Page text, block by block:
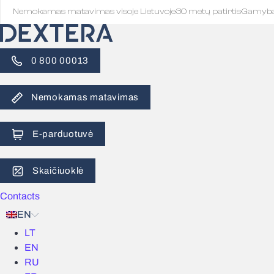
Nemokamas matavimas visoje Lietuvoje·30 metų patirtis·
0 800 00013
Nemokamas matavimas
E-parduotuvė
Skaičiuoklė
Contacts
EN
LT
EN
RU